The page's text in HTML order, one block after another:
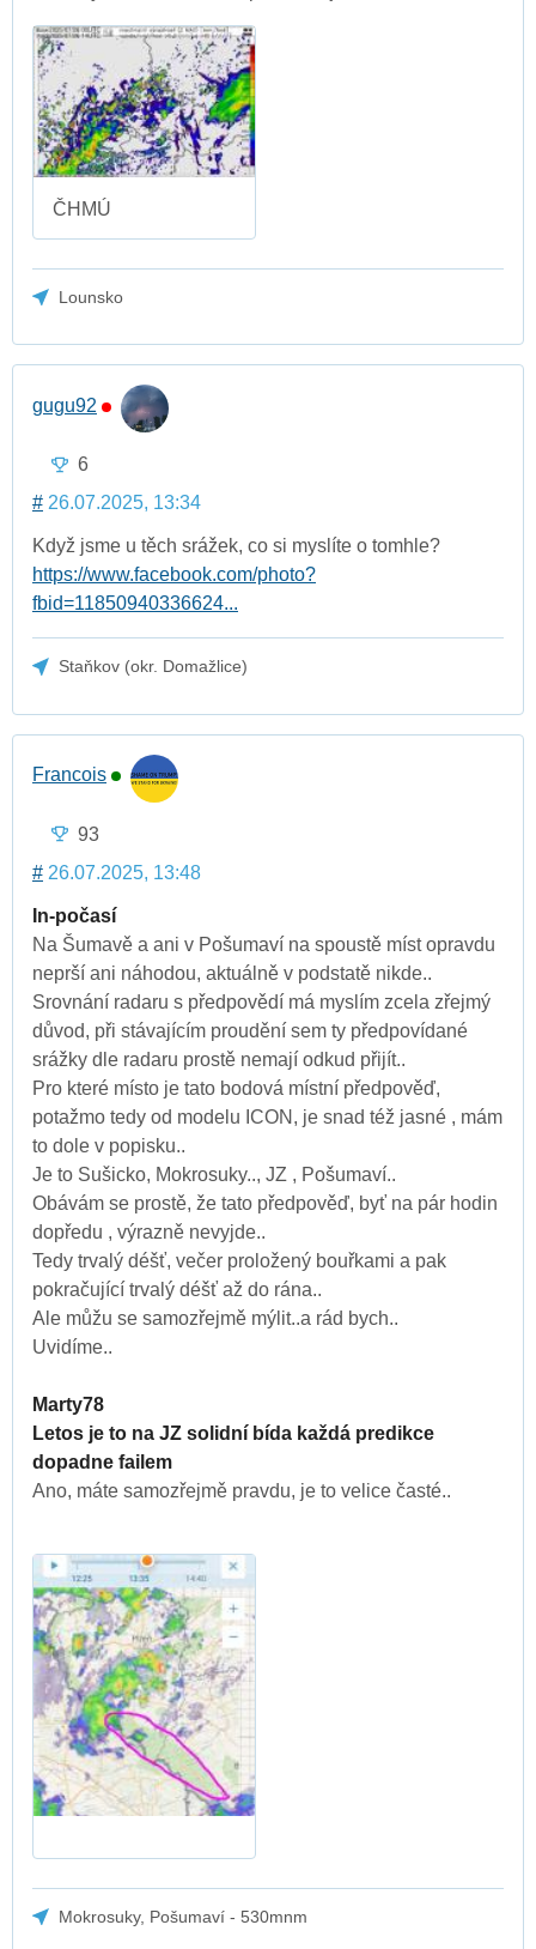
ČHMÚ
Lounsko
gugu92
6
# 26.07.2025, 13:34
Když jsme u těch srážek, co si myslíte o tomhle?
https://www.facebook.com/photo?
fbid=11850940336624...
Staňkov (okr. Domažlice)
Francois
93
# 26.07.2025, 13:48
In-počasí
Na Šumavě a ani v Pošumaví na spoustě míst opravdu
neprší ani náhodou, aktuálně v podstatě nikde..
Srovnání radaru s předpovědí má myslím zcela zřejmý
důvod, při stávajícím proudění sem ty předpovídané
srážky dle radaru prostě nemají odkud přijít..
Pro které místo je tato bodová místní předpověď,
potažmo tedy od modelu ICON, je snad též jasné , mám
to dole v popisku..
Je to Sušicko, Mokrosuky.., JZ , Pošumaví..
Obávám se prostě, že tato předpověď, byť na pár hodin
dopředu , výrazně nevyjde..
Tedy trvalý déšť, večer proložený bouřkami a pak
pokračující trvalý déšť až do rána..
Ale můžu se samozřejmě mýlit..a rád bych..
Uvidíme..
Marty78
Letos je to na JZ solidní bída každá predikce
dopadne failem
Ano, máte samozřejmě pravdu, je to velice časté..
Mokrosuky, Pošumaví - 530mnm